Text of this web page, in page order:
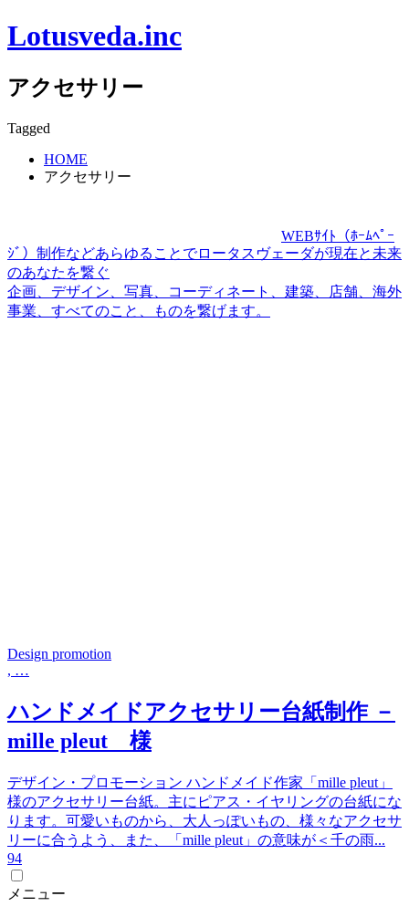
Lotusveda.inc
アクセサリー
Tagged
HOME
アクセサリー
WEBｻｲﾄ（ﾎｰﾑﾍﾟｰ
ｼﾞ）制作などあらゆることでロータスヴェーダが現在と未来
のあなたを繋ぐ
企画、デザイン、写真、コーディネート、建築、店舗、海外
事業、すべてのこと、ものを繋げます。
Design promotion
, …
ハンドメイドアクセサリー台紙制作 －
mille pleut 様
デザイン・プロモーション ハンドメイド作家「mille pleut」
様のアクセサリー台紙。主にピアス・イヤリングの台紙にな
ります。可愛いものから、大人っぽいもの、様々なアクセサ
リーに合うよう、また、「mille pleut」の意味が＜千の雨...
94
メニュー